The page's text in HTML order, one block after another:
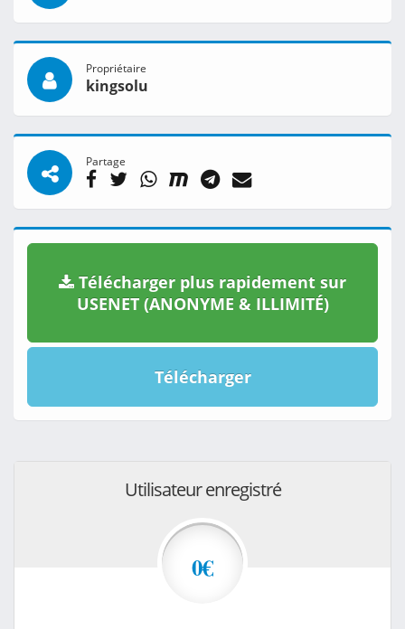
Propriétaire
kingsolu
Partage
Télécharger plus rapidement sur
USENET (ANONYME & ILLIMITÉ)
Télécharger
Utilisateur enregistré
0€